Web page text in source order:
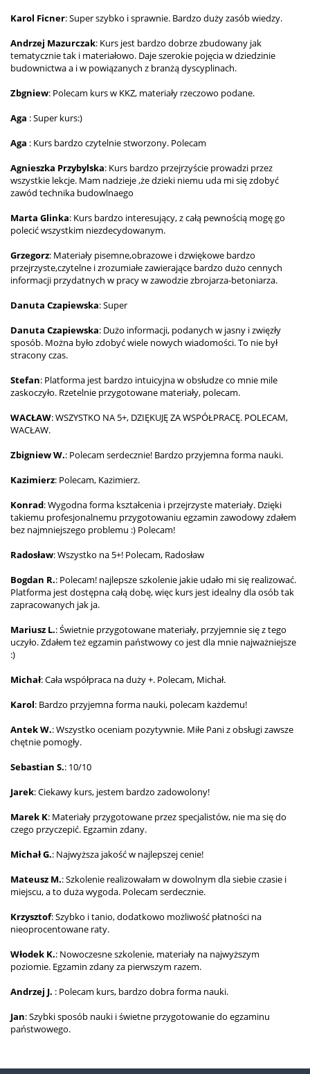
Karol Ficner: Super szybko i sprawnie. Bardzo duży zasób wiedzy.
Andrzej Mazurczak: Kurs jest bardzo dobrze zbudowany jak
tematycznie tak i materiałowo. Daje szerokie pojęcia w dziedzinie
budownictwa a i w powiązanych z branżą dyscyplinach.
Zbgniew: Polecam kurs w KKZ, materiały rzeczowo podane.
Aga : Super kurs:)
Aga : Kurs bardzo czytelnie stworzony. Polecam
Agnieszka Przybylska: Kurs bardzo przejrzyście prowadzi przez
wszystkie lekcje. Mam nadzieje ,że dzieki niemu uda mi się zdobyć
zawód technika budowlnaego
Marta Glinka: Kurs bardzo interesujący, z całą pewnością mogę go
polecić wszystkim niezdecydowanym.
Grzegorz: Materiały pisemne,obrazowe i dzwiękowe bardzo
przejrzyste,czytelne i zrozumiałe zawierające bardzo dużo cennych
informacji przydatnych w pracy w zawodzie zbrojarza-betoniarza.
Danuta Czapiewska: Super
Danuta Czapiewska: Dużo informacji, podanych w jasny i zwięzły
sposób. Można było zdobyć wiele nowych wiadomości. To nie był
stracony czas.
Stefan: Platforma jest bardzo intuicyjna w obsłudze co mnie mile
zaskoczyło. Rzetelnie przygotowane materiały, polecam.
WACŁAW: WSZYSTKO NA 5+, DZIĘKUJĘ ZA WSPÓŁPRACĘ. POLECAM,
WACŁAW.
Zbigniew W.: Polecam serdecznie! Bardzo przyjemna forma nauki.
Kazimierz: Polecam, Kazimierz.
Konrad: Wygodna forma kształcenia i przejrzyste materiały. Dzięki
takiemu profesjonalnemu przygotowaniu egzamin zawodowy zdałem
bez najmniejszego problemu :) Polecam!
Radosław: Wszystko na 5+! Polecam, Radosław
Bogdan R.: Polecam! najlepsze szkolenie jakie udało mi się realizować.
Platforma jest dostępna całą dobę, więc kurs jest idealny dla osób tak
zapracowanych jak ja.
Mariusz L.: Świetnie przygotowane materiały, przyjemnie się z tego
uczyło. Zdałem też egzamin państwowy co jest dla mnie najważniejsze
:)
Michał: Cała współpraca na duży +. Polecam, Michał.
Karol: Bardzo przyjemna forma nauki, polecam każdemu!
Antek W.: Wszystko oceniam pozytywnie. Miłe Pani z obsługi zawsze
chętnie pomogły.
Sebastian S.: 10/10
Jarek: Ciekawy kurs, jestem bardzo zadowolony!
Marek K: Materiały przygotowane przez specjalistów, nie ma się do
czego przyczepić. Egzamin zdany.
Michał G.: Najwyższa jakość w najlepszej cenie!
Mateusz M.: Szkolenie realizowałam w dowolnym dla siebie czasie i
miejscu, a to duża wygoda. Polecam serdecznie.
Krzysztof: Szybko i tanio, dodatkowo możliwość płatności na
nieoprocentowane raty.
Włodek K.: Nowoczesne szkolenie, materiały na najwyższym
poziomie. Egzamin zdany za pierwszym razem.
Andrzej J. : Polecam kurs, bardzo dobra forma nauki.
Jan: Szybki sposób nauki i świetne przygotowanie do egzaminu
państwowego.